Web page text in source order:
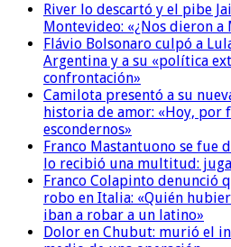
River lo descartó y el pibe
Montevideo: «¿Nos dieron a
Flávio Bolsonaro culpó a
Argentina y a su «política
confrontación»
Camilota presentó a su
historia de amor: «Hoy, por
escondernos»
Franco Mastantuono se fue
lo recibió una multitud:
Franco Colapinto denunció
robo en Italia: «Quién
iban a robar a un latino»
Dolor en Chubut: murió el